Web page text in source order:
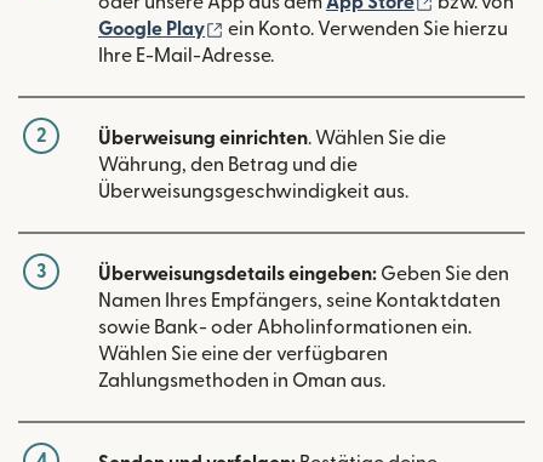
Google Play
(wird in einem neuen Fenster
ein Konto. Verwenden Sie hierzu
Ihre E-Mail-Adresse.
2 Überweisung einrichten. Wählen Sie die
Währung, den Betrag und die
Überweisungsgeschwindigkeit aus.
3 Überweisungsdetails eingeben: Geben Sie den
Namen Ihres Empfängers, seine Kontaktdaten
sowie Bank- oder Abholinformationen ein.
Wählen Sie eine der verfügbaren
Zahlungsmethoden in Oman aus.